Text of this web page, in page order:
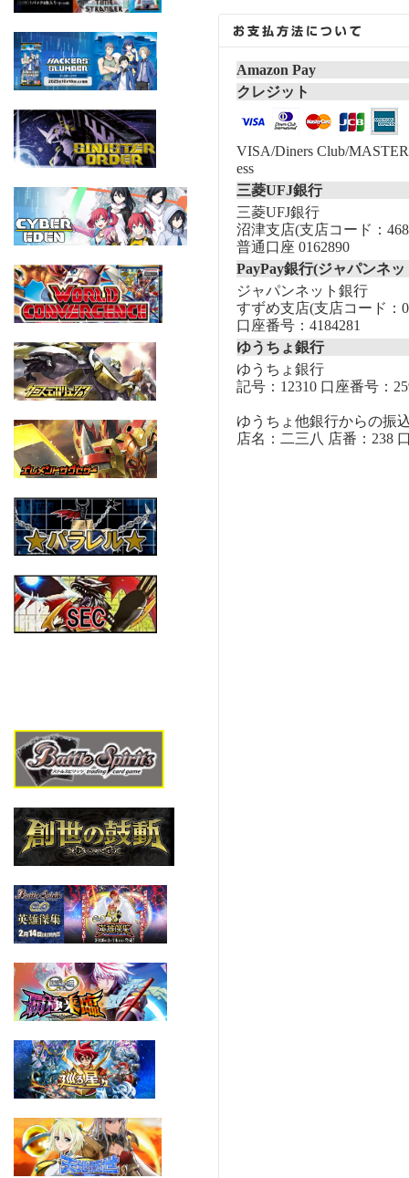
Amazon Pay
クレジット
VISA/Diners Club/
ess
三菱UFJ銀行
三菱UFJ銀行
沼津支店(支店コード：
普通口座 0162890
PayPay銀行(ジャパンネ
ジャパンネット銀行
すずめ支店(支店コード：
口座番号：4184281
ゆうちょ銀行
ゆうちょ銀行
記号：12310 口座番号：
ゆうちょ他銀行からの振
店名：二三八 店番：238